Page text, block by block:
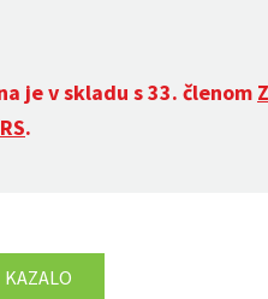
je v skladu s 33. členom
.
KAZALO